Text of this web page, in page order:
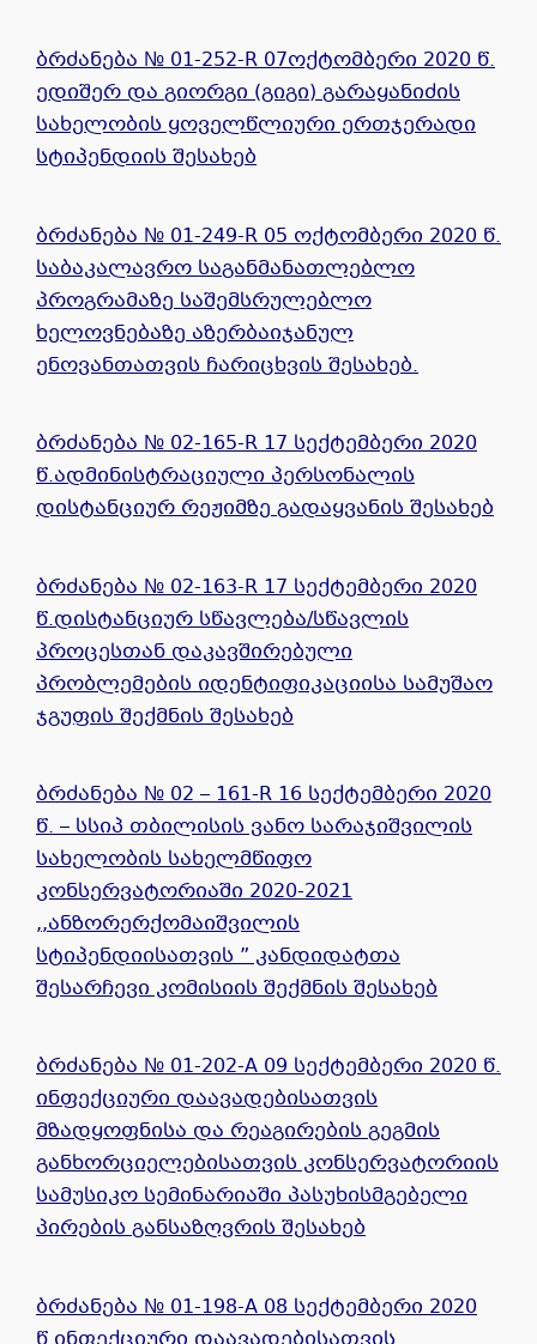
ბრძანება № 01-252-R 07ოქტომბერი 2020 წ.
ედიშერ და გიორგი (გიგი) გარაყანიძის
სახელობის ყოველწლიური ერთჯერადი
სტიპენდიის შესახებ
ბრძანება № 01-249-R 05 ოქტომბერი 2020 წ.
საბაკალავრო საგანმანათლებლო
პროგრამაზე საშემსრულებლო
ხელოვნებაზე აზერბაიჯანულ
ენოვანთათვის ჩარიცხვის შესახებ.
ბრძანება № 02-165-R 17 სექტემბერი 2020
წ.ადმინისტრაციული პერსონალის
დისტანციურ რეჟიმზე გადაყვანის შესახებ
ბრძანება № 02-163-R 17 სექტემბერი 2020
წ.დისტანციურ სწავლება/სწავლის
პროცესთან დაკავშირებული
პრობლემების იდენტიფიკაციისა სამუშაო
ჯგუფის შექმნის შესახებ
ბრძანება № 02 – 161-R 16 სექტემბერი 2020
წ. – სსიპ თბილისის ვანო სარაჯიშვილის
სახელობის სახელმწიფო
კონსერვატორიაში 2020-2021
,,ანზორერქომაიშვილის
სტიპენდიისათვის ” კანდიდატთა
შესარჩევი კომისიის შექმნის შესახებ
ბრძანება № 01-202-A 09 სექტემბერი 2020 წ.
ინფექციური დაავადებისათვის
მზადყოფნისა და რეაგირების გეგმის
განხორციელებისათვის კონსერვატორიის
სამუსიკო სემინარიაში პასუხისმგებელი
პირების განსაზღვრის შესახებ
ბრძანება № 01-198-A 08 სექტემბერი 2020